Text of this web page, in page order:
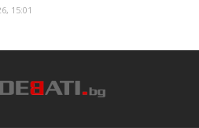
15:01